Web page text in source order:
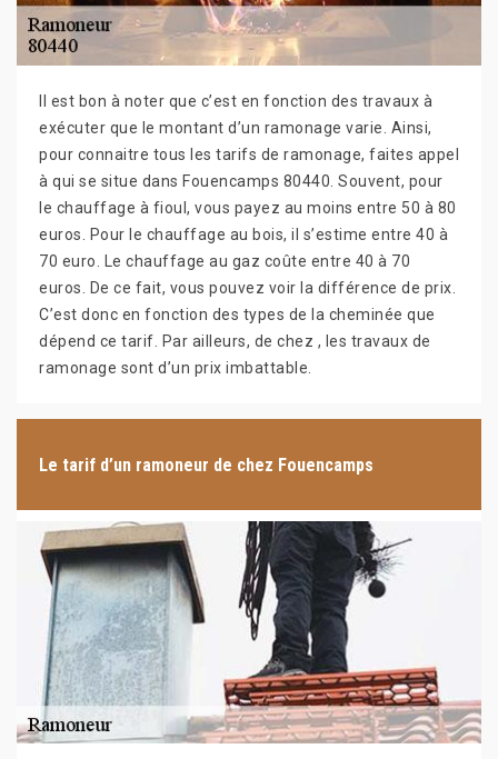
Il est bon à noter que c’est en fonction des travaux à
exécuter que le montant d’un ramonage varie. Ainsi,
pour connaitre tous les tarifs de ramonage, faites appel
à qui se situe dans Fouencamps 80440. Souvent, pour
le chauffage à fioul, vous payez au moins entre 50 à 80
euros. Pour le chauffage au bois, il s’estime entre 40 à
70 euro. Le chauffage au gaz coûte entre 40 à 70
euros. De ce fait, vous pouvez voir la différence de prix.
C’est donc en fonction des types de la cheminée que
dépend ce tarif. Par ailleurs, de chez , les travaux de
ramonage sont d’un prix imbattable.
Le tarif d’un ramoneur de chez Fouencamps